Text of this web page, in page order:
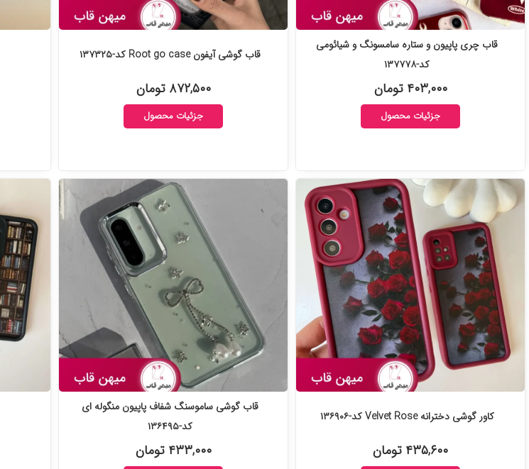
قاب چری پاپیون و ستاره سامسونگ و شیائومی
کد-۱۳۷۷۷۸
۴۰۳,۰۰۰ تومان
جزئیات محصول
قاب گوشی آیفون Root go case کد-۱۳۷۳۲۵
۸۷۲,۵۰۰ تومان
جزئیات محصول
کاور گوشی دخترانه Velvet Rose کد-۱۳۶۹۰۶
۴۳۵,۶۰۰ تومان
قاب گوشی ساموسنگ شفاف پاپیون منگوله ای
کد-۱۳۶۴۹۵
۴۳۳,۰۰۰ تومان